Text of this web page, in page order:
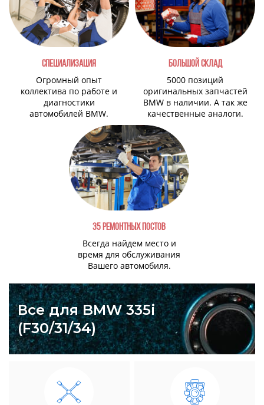
СПЕЦИАЛИЗАЦИЯ
Огромный опыт
коллектива по работе и
диагностики
автомобилей BMW.
БОЛЬШОЙ СКЛАД
5000 позиций
оригинальных запчастей
BMW в наличии. А так же
качественные аналоги.
35 РЕМОНТНЫХ ПОСТОВ
Всегда найдем место и
время для обслуживания
Вашего автомобиля.
Все для BMW 335i
(F30/31/34)